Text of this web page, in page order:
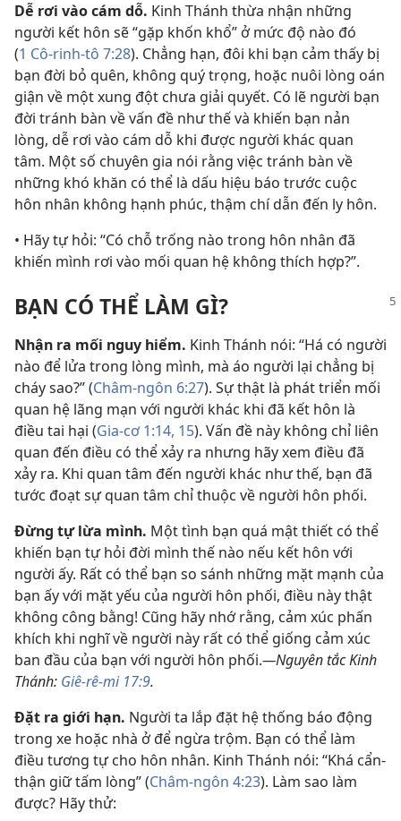
Dễ rơi vào cám dỗ. Kinh Thánh thừa nhận những
người kết hôn sẽ “gặp khốn khổ” ở mức độ nào đó
(1 Cô-rinh-tô 7:28). Chẳng hạn, đôi khi bạn cảm thấy bị
bạn đời bỏ quên, không quý trọng, hoặc nuôi lòng oán
giận về một xung đột chưa giải quyết. Có lẽ người bạn
đời tránh bàn về vấn đề như thế và khiến bạn nản
lòng, dễ rơi vào cám dỗ khi được người khác quan
tâm. Một số chuyên gia nói rằng việc tránh bàn về
những khó khăn có thể là dấu hiệu báo trước cuộc
hôn nhân không hạnh phúc, thậm chí dẫn đến ly hôn.
• Hãy tự hỏi: “Có chỗ trống nào trong hôn nhân đã
khiến mình rơi vào mối quan hệ không thích hợp?”.
BẠN CÓ THỂ LÀM GÌ?
Nhận ra mối nguy hiểm. Kinh Thánh nói: “Há có người
nào để lửa trong lòng mình, mà áo người lại chẳng bị
cháy sao?” (Châm-ngôn 6:27). Sự thật là phát triển mối
quan hệ lãng mạn với người khác khi đã kết hôn là
điều tai hại (Gia-cơ 1:14, 15). Vấn đề này không chỉ liên
quan đến điều có thể xảy ra nhưng hãy xem điều đã
xảy ra. Khi quan tâm đến người khác như thế, bạn đã
tước đoạt sự quan tâm chỉ thuộc về người hôn phối.
Đừng tự lừa mình. Một tình bạn quá mật thiết có thể
khiến bạn tự hỏi đời mình thế nào nếu kết hôn với
người ấy. Rất có thể bạn so sánh những mặt mạnh của
bạn ấy với mặt yếu của người hôn phối, điều này thật
không công bằng! Cũng hãy nhớ rằng, cảm xúc phấn
khích khi nghĩ về người này rất có thể giống cảm xúc
ban đầu của bạn với người hôn phối.—Nguyên tắc Kinh
Thánh: Giê-rê-mi 17:9.
Đặt ra giới hạn. Người ta lắp đặt hệ thống báo động
trong xe hoặc nhà ở để ngừa trộm. Bạn có thể làm
điều tương tự cho hôn nhân. Kinh Thánh nói: “Khá cẩn-
thận giữ tấm lòng” (Châm-ngôn 4:23). Làm sao làm
được? Hãy thử: